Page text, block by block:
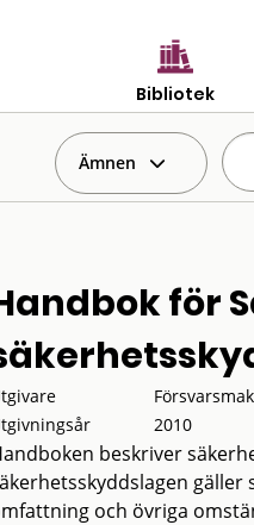
Bibliotek
Ämnen
för
2010
beskriver
och övriga